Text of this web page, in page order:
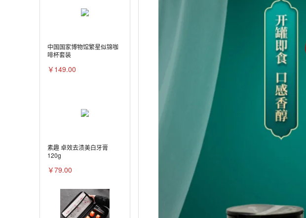
中国国家博物馆繁星似锦咖
啡杯套装
￥149.00
素趣 卓效去渍美白牙膏
120g
￥79.00